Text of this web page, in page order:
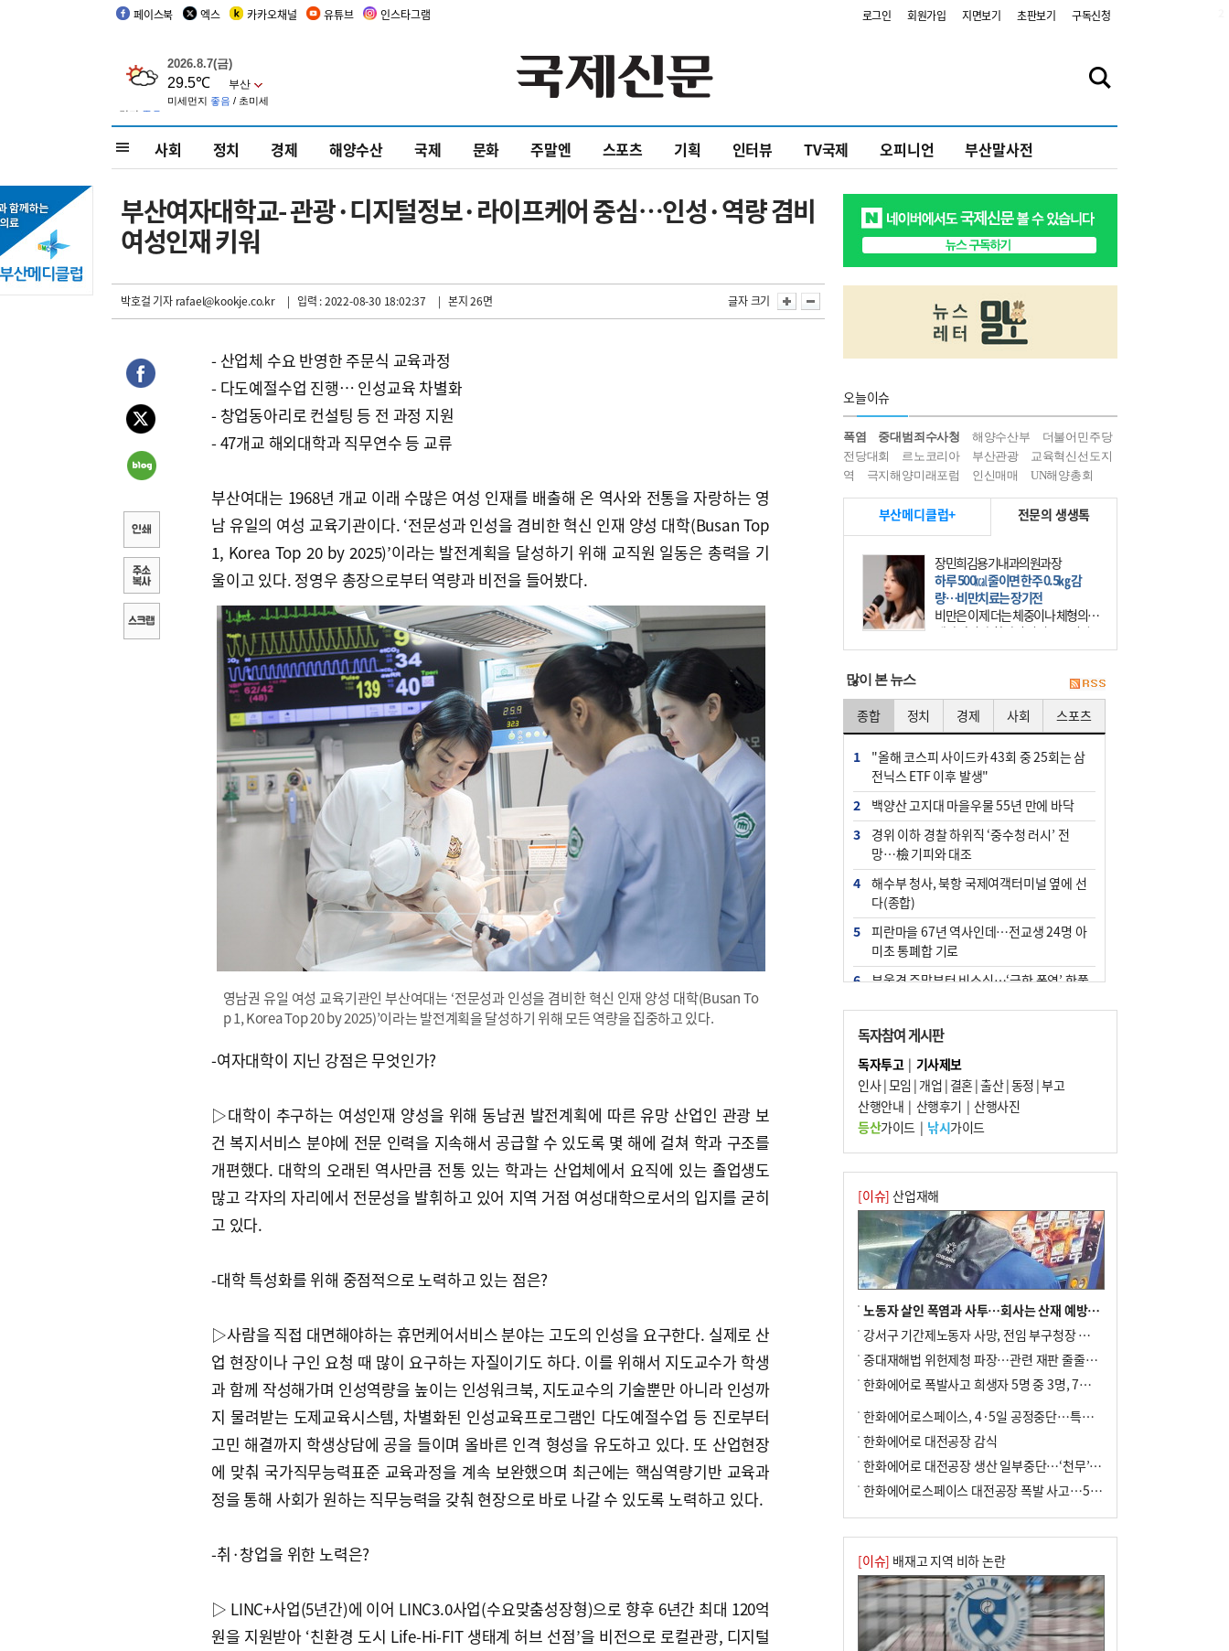
페이스북 엑스 카카오채널 유튜브 인스타그램 로그인 회원가입 지면보기 초판보기 구독신청
사회 정치 경제 해양수산 국제 문화 주말엔 스포츠 기획 인터뷰 TV국제 오피니언 부산말사전
부산여자대학교- 관광·디지털정보·라이프케어 중심…인성·역량 겸비
여성인재 키워
박호걸 기자rafael@kookje.co.kr | 입력 : 2022-08-30 18:02:37 | 본지 26면 글자 크기
- 산업체 수요 반영한 주문식 교육과정
- 다도예절수업 진행… 인성교육 차별화
- 창업동아리로 컨설팅 등 전 과정 지원
- 47개교 해외대학과 직무연수 등 교류
부산여대는 1968년 개교 이래 수많은 여성 인재를 배출해 온 역사와 전통을 자랑하는 영
남 유일의 여성 교육기관이다. ‘전문성과 인성을 겸비한 혁신 인재 양성 대학(Busan Top
1, Korea Top 20 by 2025)’이라는 발전계획을 달성하기 위해 교직원 일동은 총력을 기
울이고 있다. 정영우 총장으로부터 역량과 비전을 들어봤다.
영남권 유일 여성 교육기관인 부산여대는 ‘전문성과 인성을 겸비한 혁신 인재 양성 대학(Busan To
p 1, Korea Top 20 by 2025)’이라는 발전계획을 달성하기 위해 모든 역량을 집중하고 있다.
-여자대학이 지닌 강점은 무엇인가?
▷대학이 추구하는 여성인재 양성을 위해 동남권 발전계획에 따른 유망 산업인 관광 보
건 복지서비스 분야에 전문 인력을 지속해서 공급할 수 있도록 몇 해에 걸쳐 학과 구조를
개편했다. 대학의 오래된 역사만큼 전통 있는 학과는 산업체에서 요직에 있는 졸업생도
많고 각자의 자리에서 전문성을 발휘하고 있어 지역 거점 여성대학으로서의 입지를 굳히
고 있다.
-대학 특성화를 위해 중점적으로 노력하고 있는 점은?
▷사람을 직접 대면해야하는 휴먼케어서비스 분야는 고도의 인성을 요구한다. 실제로 산
업 현장이나 구인 요청 때 많이 요구하는 자질이기도 하다. 이를 위해서 지도교수가 학생
과 함께 작성해가며 인성역량을 높이는 인성워크북, 지도교수의 기술뿐만 아니라 인성까
지 물려받는 도제교육시스템, 차별화된 인성교육프로그램인 다도예절수업 등 진로부터
고민 해결까지 학생상담에 공을 들이며 올바른 인격 형성을 유도하고 있다. 또 산업현장
에 맞춰 국가직무능력표준 교육과정을 계속 보완했으며 최근에는 핵심역량기반 교육과
정을 통해 사회가 원하는 직무능력을 갖춰 현장으로 바로 나갈 수 있도록 노력하고 있다.
-취·창업을 위한 노력은?
▷ LINC+사업(5년간)에 이어 LINC3.0사업(수요맞춤성장형)으로 향후 6년간 최대 120억
원을 지원받아 ‘친환경 도시 Life-Hi-FIT 생태계 허브 선점’을 비전으로 로컬관광, 디지털
오늘이슈
폭염 중대범죄수사청 해양수산부
더불어민주당
전당대회
르노코리아 부산관광
교육혁신선도지
역
극지해양미래포럼 인신매매 UN해양총회
부산메디클럽+ 전문의 생생톡
장민희김용기내과의원과장
하루 500㎉ 줄이면 한주 0.5㎏ 감
량…비만치료는 장기전
비만은 이제 더는 체중이나 체형의 문
제가 아니다. 하나의 질병으로 인지
하고 치료와 관리를 해야 한다. 세계
많이 본 뉴스
종합 정치 경제 사회 스포츠
1
"올해 코스피 사이드카 43회 중 25회는 삼
전닉스 ETF 이후 발생"
2
백양산 고지대 마을우물 55년 만에 바닥
3
경위 이하 경찰 하위직 ‘중수청 러시’ 전
망…檢 기피와 대조
4
해수부 청사, 북항 국제여객터미널 옆에 선
다(종합)
5
피란마을 67년 역사인데…전교생 24명 아
미초 통폐합 기로
6
부울경 주말부터 비소식…‘극한 폭염’ 한풀
7
“낙동강권 삼락·을숙도·다대포 연결해 서
부산 관광 키우자”
8
오늘의 날씨- 2026년 8월 7일
9
외국인 선원 ‘인신매매 경유지’ 된 부산…
우려가 현실로
10 [사설] 해수부 신청사 북항으로 확정, 해양
수도 도약의 전환점
독자참여 게시판
독자투고| 기사제보
인사|모임 | 개업 | 결혼|출산|동정 |부고
산행안내 | 산행후기 | 산행사진
등산가이드| 낚시가이드
[이슈] 산업재해
노동자 살인 폭염과 사투…회사는 산재 예방·전기료 절감 전력
강서구 기간제노동자 사망, 전임 부구청장 檢 송치
중대재해법 위헌제청 파장…관련 재판 줄줄이 브레이크
한화에어로 폭발사고 희생자 5명 중 3명, 7일 영면
한화에어로스페이스, 4·5일 공정중단…특별 안전점검
한화에어로 대전공장 감식
한화에어로 대전공장 생산 일부중단…‘천무’ 수출 비상
한화에어로스페이스 대전공장 폭발 사고…5명 사망·2명 부상(종합)
[이슈] 배재고 지역 비하 논란